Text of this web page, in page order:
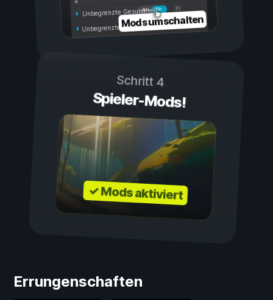
Ein
Aus
Unbegrenzte Gesundheit
Unbegrenzte AusdauerMods umschalten
Schritt 4
Spieler-Mods!
✓ Mods aktiviert
Errungenschaften